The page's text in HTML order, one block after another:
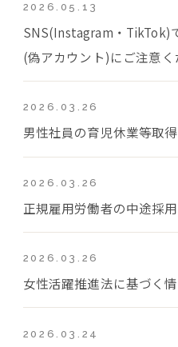
2026.05.13
SNS(Instagram・TikTok)
(偽アカウント)にご注意く
2026.03.26
男性社員の育児休業等取
2026.03.26
正規雇用労働者の中途採
2026.03.26
女性活躍推進法に基づく
2026.03.24